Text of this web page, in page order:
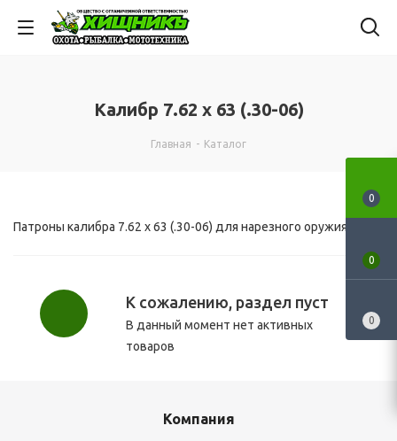
Калибр 7.62 х 63 (.30-06)
Главная - Каталог
Патроны калибра 7.62 х 63 (.30-06) для нарезного оружия.
К сожалению, раздел пуст
В данный момент нет активных
товаров
Компания
0
0
0